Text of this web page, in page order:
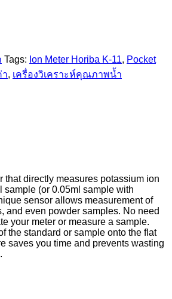
Tags: Ion Meter Horiba K-11, Pocket
า, เครื่องวิเคราะห์คุณภาพน้ำ
that directly measures potassium ion
sample (or 0.05ml sample with
sensor allows measurement of
and even powder samples. No need
your meter or measure a sample.
the standard or sample onto the flat
saves you time and prevents wasting